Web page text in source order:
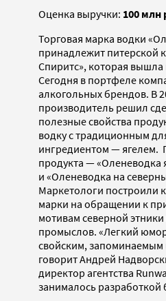
Оценка выручки: 100 млн
Торговая марка водки
принадлежит питерской
Спиритс», которая вышла
Сегодня в портфеле
алкогольных брендов. В
производитель решил
полезные свойства
водку с традиционным
ингредиентом — ягелем.
продукта — «Оленеводка
и «Оленеводка на
Маркетологи построили
марки на обращении к
мотивам северной
промыслов. «Легкий
свойским,
говорит Андрей
директор агентства
занималось разработкой